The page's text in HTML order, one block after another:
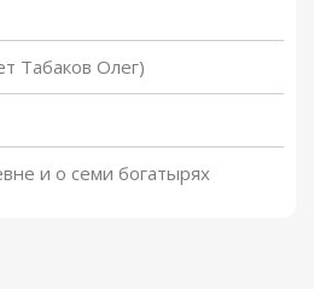
Табаков Олег)
и о семи богатырях